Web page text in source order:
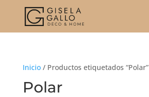
Inicio/ Productos etiquetados “Polar”
Polar